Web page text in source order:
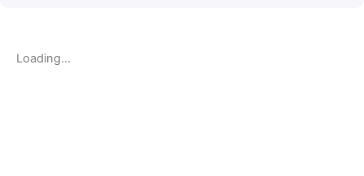
Loading...